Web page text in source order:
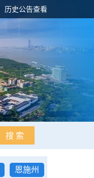
历史公告查看
搜 索
恩施州